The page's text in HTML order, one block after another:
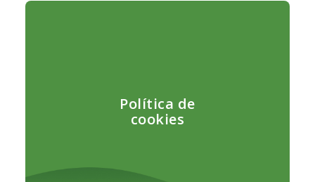
Política de
cookies